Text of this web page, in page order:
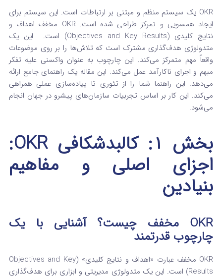
OKR یک سیستم منظم و مبتنی بر ارتباطات است. این سیستم برای
ایجاد همسویی و تمرکز طراحی شده است. OKR مخفف اهداف و
نتایج کلیدی (Objectives and Key Results) است.
این یک
متدولوژی هدف‌گذاری مشترک است که تلاش‌ها را بر روی موضوعات
واقعاً مهم متمرکز می‌کند. این چارچوب به عنوان واکسنی علیه تفکر
مبهم و اجرای ناکارآمد عمل می‌کند. این مقاله یک راهنمای جامع ارائه
می‌دهد. این راهنما شما را از تئوری تا پیاده‌سازی عملی همراهی
می‌کند. این کار بر اساس تجربیات سازمان‌های پیشرو در جهان انجام
می‌شود.
بخش ۱: کالبدشکافی OKR:
اجزای اصلی و مفاهیم
بنیادین
OKR مخفف چیست؟ آشنایی با یک
چارچوب قدرتمند
OKR مخفف عبارت «اهداف و نتایج کلیدی» (Objectives and Key
Results) است.
این یک متدولوژی مدیریتی و ابزاری برای هدف‌گذاری